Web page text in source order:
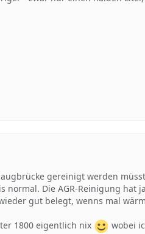
gereinigt werden
normal. Die AGR-Reinigung hat
gut belegt, wenns mal
1800 eigentlich nix
wobei